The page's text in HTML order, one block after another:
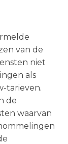
van de
niet
als
tarieven.
de
waarvan